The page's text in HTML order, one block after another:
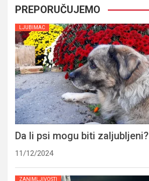
PREPORUČUJEMO
LJUBIMAC
Da li psi mogu biti zaljubljeni?
11/12/2024
ZANIMLJIVOSTI